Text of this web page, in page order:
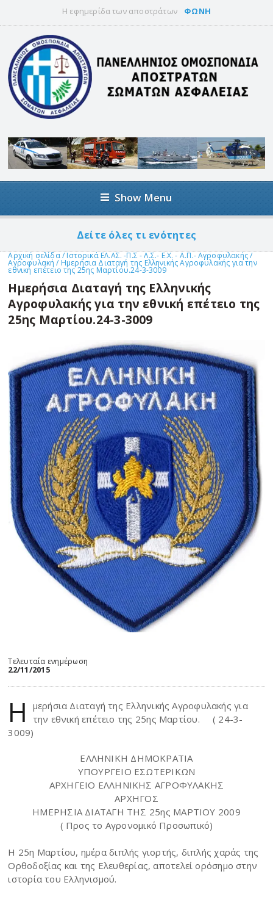
Η εφημερίδα των αποστράτων ΦΩΝΗ
Show Menu
Δείτε όλες τι ενότητες
Αρχική σελίδα/Ιστορικά ΕΛ.ΑΣ. -Π.Σ - Λ.Σ.- Ε.Χ. - Α.Π.- Αγροφυλακής/
Αγροφυλακή/ Ημερήσια Διαταγή της Ελληνικής Αγροφυλακής για την
εθνική επέτειο της 25ης Μαρτίου.24-3-3009
Ημερήσια Διαταγή της Ελληνικής
Αγροφυλακής για την εθνική επέτειο της
25ης Μαρτίου.24-3-3009
Τελευταία ενημέρωση
22/11/2015
Η
μερήσια Διαταγή της Ελληνικής Αγροφυλακής για
την εθνική επέτειο της 25ης Μαρτίου. ( 24-3-
3009)
ΕΛΛΗΝΙΚΗ ΔΗΜΟΚΡΑΤΙΑ
ΥΠΟΥΡΓΕΙΟ ΕΣΩΤΕΡΙΚΩΝ
ΑΡΧΗΓΕΙΟ ΕΛΛΗΝΙΚΗΣ ΑΓΡΟΦΥΛΑΚΗΣ
ΑΡΧΗΓΟΣ
ΗΜΕΡΗΣΙΑ ΔΙΑΤΑΓΗ ΤΗΣ 25ης ΜΑΡΤΙΟΥ 2009
( Προς το Αγρονομικό Προσωπικό)
Η 25η Μαρτίου, ημέρα διπλής γιορτής, διπλής χαράς της
Ορθοδοξίας και της Ελευθερίας, αποτελεί ορόσημο στην
ιστορία του Ελληνισμού.